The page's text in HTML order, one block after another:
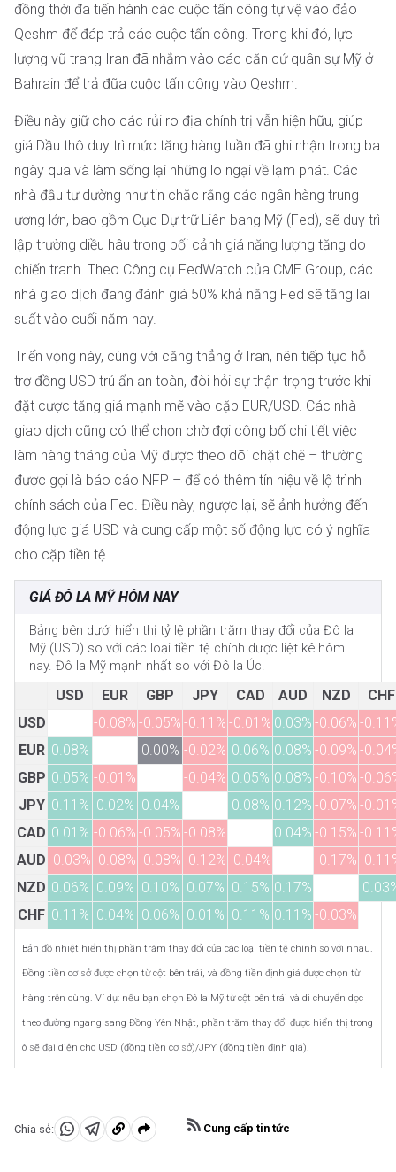
đồng thời đã tiến hành các cuộc tấn công tự vệ vào đảo
Qeshm để đáp trả các cuộc tấn công. Trong khi đó, lực
lượng vũ trang Iran đã nhắm vào các căn cứ quân sự Mỹ ở
Bahrain để trả đũa cuộc tấn công vào Qeshm.
Điều này giữ cho các rủi ro địa chính trị vẫn hiện hữu, giúp
giá Dầu thô duy trì mức tăng hàng tuần đã ghi nhận trong ba
ngày qua và làm sống lại những lo ngại về lạm phát. Các
nhà đầu tư dường như tin chắc rằng các ngân hàng trung
ương lớn, bao gồm Cục Dự trữ Liên bang Mỹ (Fed), sẽ duy trì
lập trường diều hâu trong bối cảnh giá năng lượng tăng do
chiến tranh. Theo Công cụ FedWatch của CME Group, các
nhà giao dịch đang đánh giá 50% khả năng Fed sẽ tăng lãi
suất vào cuối năm nay.
Triển vọng này, cùng với căng thẳng ở Iran, nên tiếp tục hỗ
trợ đồng USD trú ẩn an toàn, đòi hỏi sự thận trọng trước khi
đặt cược tăng giá mạnh mẽ vào cặp EUR/USD. Các nhà
giao dịch cũng có thể chọn chờ đợi công bố chi tiết việc
làm hàng tháng của Mỹ được theo dõi chặt chẽ – thường
được gọi là báo cáo NFP – để có thêm tín hiệu về lộ trình
chính sách của Fed. Điều này, ngược lại, sẽ ảnh hưởng đến
động lực giá USD và cung cấp một số động lực có ý nghĩa
cho cặp tiền tệ.
GIÁ ĐÔ LA MỸ HÔM NAY
Bảng bên dưới hiển thị tỷ lệ phần trăm thay đổi của Đô la
Mỹ (USD) so với các loại tiền tệ chính được liệt kê hôm
nay. Đô la Mỹ mạnh nhất so với Đô la Úc.
USD EUR GBP JPY CAD AUD NZD
CHF
USD
-0.08% -0.05% -0.11% -0.01% 0.03% -0.06% -
EUR 0.08% 0.00% -0.02% 0.06% 0.08% -0.09% -
GBP 0.05% -0.01% -0.04% 0.05% 0.08% -0.10% -
JPY 0.11% 0.02% 0.04% 0.08% 0.12% -0.07% -
CAD 0.01% -0.06% -0.05% -0.08% 0.04% -0.15% -
AUD -0.03% -0.08% -0.08% -0.12% -0.04% -0.17% -
NZD 0.06% 0.09% 0.10% 0.07% 0.15% 0.17%
CHF 0.11% 0.04% 0.06% 0.01% 0.11% 0.11% -0.03%
Bản đồ nhiệt hiển thị phần trăm thay đổi của các loại tiền tệ chính so với nhau.
Đồng tiền cơ sở được chọn từ cột bên trái, và đồng tiền định giá được chọn từ
hàng trên cùng. Ví dụ: nếu bạn chọn Đô la Mỹ từ cột bên trái và di chuyển dọc
theo đường ngang sang Đồng Yên Nhật, phần trăm thay đổi được hiển thị trong
ô sẽ đại diện cho USD (đồng tiền cơ sở)/JPY (đồng tiền định giá).
Chia sẻ:
Chia Chia Sao
Cung cấp tin tức